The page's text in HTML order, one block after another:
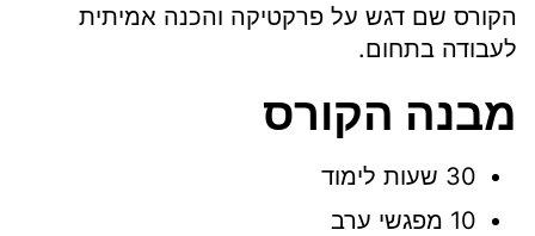
הקורס שם דגש על פרקטיקה והכנה אמיתית
לעבודה בתחום.
מבנה הקורס
30 שעות לימוד
10 מפגשי ערב